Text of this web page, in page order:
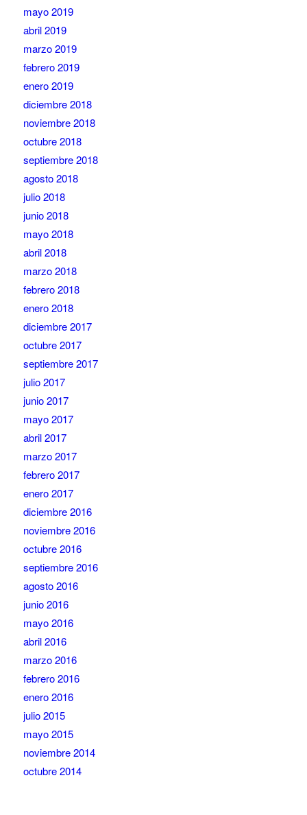
mayo 2019
abril 2019
marzo 2019
febrero 2019
enero 2019
diciembre 2018
noviembre 2018
octubre 2018
septiembre 2018
agosto 2018
julio 2018
junio 2018
mayo 2018
abril 2018
marzo 2018
febrero 2018
enero 2018
diciembre 2017
octubre 2017
septiembre 2017
julio 2017
junio 2017
mayo 2017
abril 2017
marzo 2017
febrero 2017
enero 2017
diciembre 2016
noviembre 2016
octubre 2016
septiembre 2016
agosto 2016
junio 2016
mayo 2016
abril 2016
marzo 2016
febrero 2016
enero 2016
julio 2015
mayo 2015
noviembre 2014
octubre 2014